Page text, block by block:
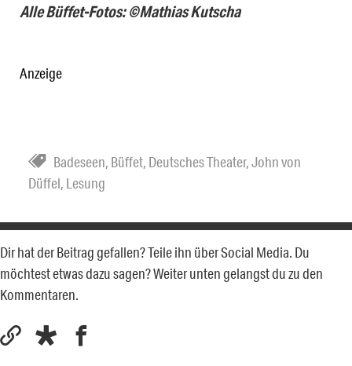
Alle Büffet-Fotos: ©Mathias Kutscha
Anzeige
Badeseen, Büffet, Deutsches Theater,John von
Düffel, Lesung
Dir hat der Beitrag gefallen? Teile ihn über Social Media. Du
möchtest etwas dazu sagen? Weiter unten gelangst du zu den
Kommentaren.